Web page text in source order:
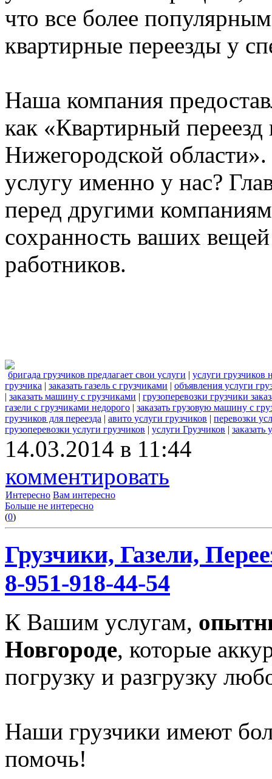
что все более
квартирные переезды у
Наша компания
как «Квартирный
Нижегородской области».
услугу именно у нас?
перед другими
сохранность ваших
работников.
бригада грузчиков предлагает свои услуги | услуги
грузчика | заказать газель с грузчиками | объявления услуги
| заказать машину с грузчиками | грузоперевозки грузчики
газели с грузчиками недорого | заказать грузовую машину с
грузчиков для переезда | авито услуги грузчиков | перевозки
грузоперевозки услуги грузчиков | услуги Грузчиков | заказать
14.03.2014 в 11:44
комментировать
Интересно Вам интересно
Больше не интересно
(0)
Грузчики, Газели,
8-951-918-44-54
К Вашим услугам,
Новгороде, которые
погрузку и разгрузку
Наши грузчики имеют
помочь!